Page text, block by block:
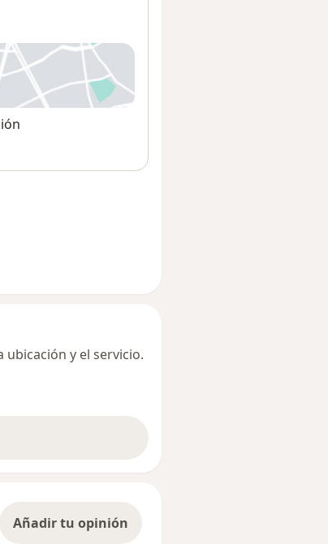
pestaña
y el servicio.
Añadir tu opinión